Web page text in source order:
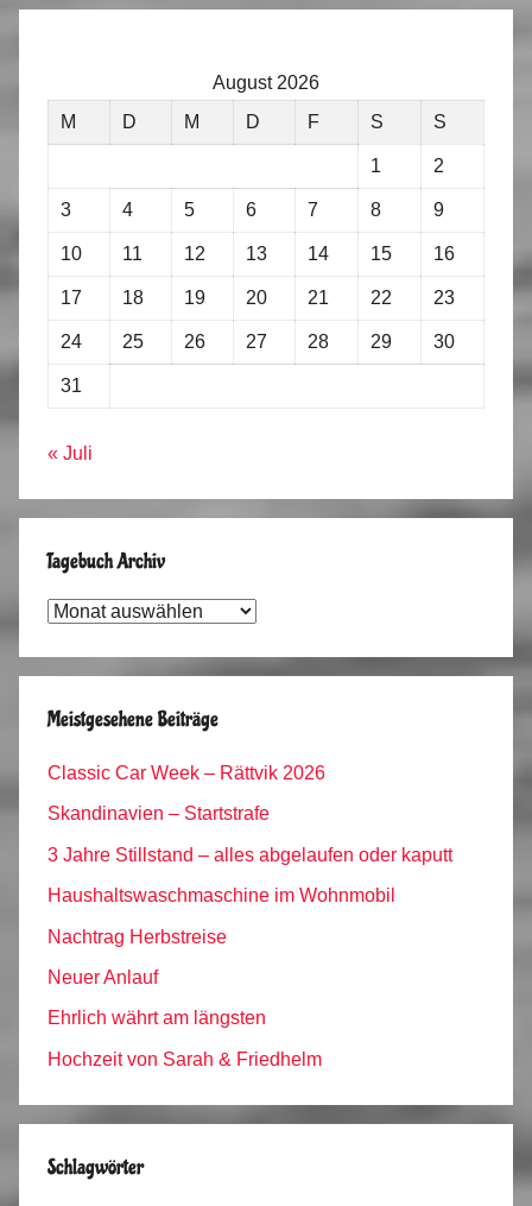
August 2026
M
D M D F S S
1 2
3 4 5 6 7 8 9
10 11 12 13 14 15 16
17 18 19 20 21 22 23
24 25 26 27 28 29 30
31
« Juli
Tagebuch Archiv
Tagebuch
Meistgesehene Beiträge
Classic Car Week – Rättvik 2026
Skandinavien – Startstrafe
3 Jahre Stillstand – alles abgelaufen oder kaputt
Haushaltswaschmaschine im Wohnmobil
Nachtrag Herbstreise
Neuer Anlauf
Ehrlich währt am längsten
Hochzeit von Sarah & Friedhelm
Schlagwörter